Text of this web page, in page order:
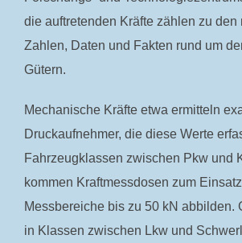
die auftretenden Kräfte zählen zu den
Zahlen, Daten und Fakten rund um
Gütern.
Mechanische Kräfte etwa ermitteln
Druckaufnehmer, die diese Werte
Fahrzeugklassen zwischen Pkw und
kommen Kraftmessdosen zum
Messbereiche bis zu 50 kN abbilden.
in Klassen zwischen Lkw und